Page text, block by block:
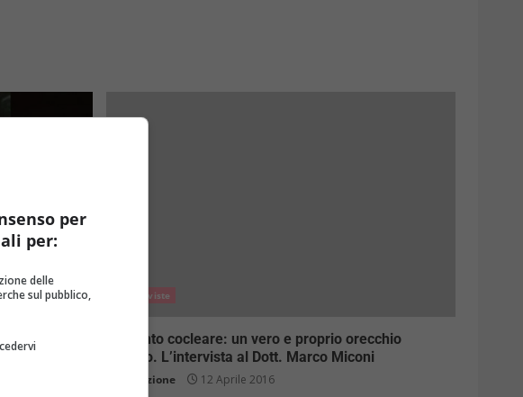
segni alla
Interviste
Impianto cocleare: un vero e proprio orecchio
bionico. L’intervista al Dott. Marco Miconi
Redazione 12 Aprile 2016
per
per:
delle
sul pubblico,